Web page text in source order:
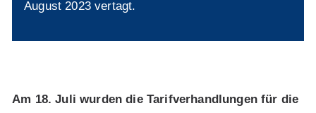
August 2023 vertagt.
Am 18. Juli wurden die Tarifverhandlungen für die